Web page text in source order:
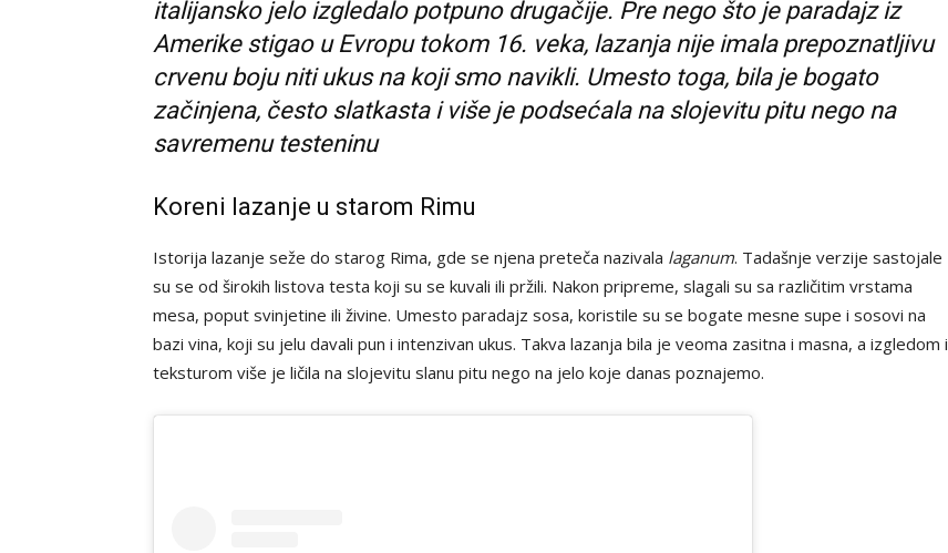
italijansko jelo izgledalo potpuno drugačije. Pre nego što je paradajz iz
Amerike stigao u Evropu tokom 16. veka, lazanja nije imala prepoznatljivu
crvenu boju niti ukus na koji smo navikli. Umesto toga, bila je bogato
začinjena, često slatkasta i više je podsećala na slojevitu pitu nego na
savremenu testeninu
Koreni lazanje u starom Rimu
Istorija lazanje seže do starog Rima, gde se njena preteča nazivala laganum. Tadašnje verzije sastojale
su se od širokih listova testa koji su se kuvali ili pržili. Nakon pripreme, slagali su sa različitim vrstama
mesa, poput svinjetine ili živine. Umesto paradajz sosa, koristile su se bogate mesne supe i sosovi na
bazi vina, koji su jelu davali pun i intenzivan ukus. Takva lazanja bila je veoma zasitna i masna, a izgledom i
teksturom više je ličila na slojevitu slanu pitu nego na jelo koje danas poznajemo.